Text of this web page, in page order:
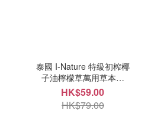
泰國 I-Nature 特級初榨椰
子油檸檬草萬用草本膏
35g 9月尾
HK$59.00
HK$79.00